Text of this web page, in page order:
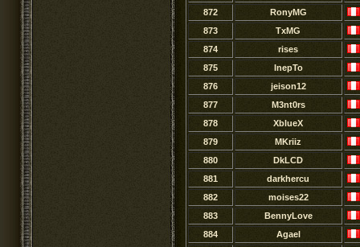
872
RonyMG
873
TxMG
874
rises
875
InepTo
876
jeison12
877
M3nt0rs
878
XblueX
879
MKriiz
880
DkLCD
881
darkhercu
882
moises22
883
BennyLove
884
Agael